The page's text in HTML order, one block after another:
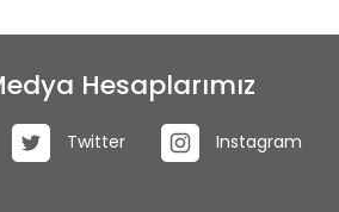
Hesaplarımız
Twitter Instagram